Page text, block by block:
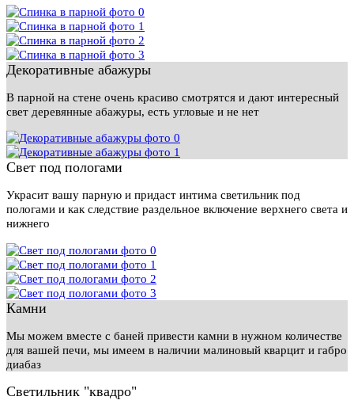
Декоративные абажуры
В парной на стене очень красиво смотрятся и дают интересный
свет деревянные абажуры, есть угловые и не нет
Свет под пологами
Украсит вашу парную и придаст интима светильник под
пологами и как следствие раздельное включение верхнего света и
нижнего
Камни
Мы можем вместе с баней привести камни в нужном количестве
для вашей печи, мы имеем в наличии малиновый кварцит и габро
диабаз
Светильник "квадро"